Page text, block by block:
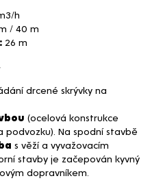
h
/ 40 m
26 m
drcené skrývky na
(ocelová konstrukce
podvozku). Na spodní stavbě
s věží a vyvažovacím
stavby je začepován kyvný
dopravníkem.